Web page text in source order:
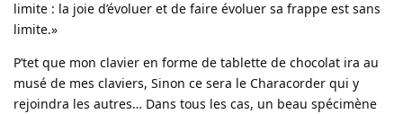
limite : la joie d’évoluer et de faire évoluer sa frappe est sans
limite.»
P’tet que mon clavier en forme de tablette de chocolat ira au
musé de mes claviers, Sinon ce sera le Characorder qui y
rejoindra les autres… Dans tous les cas, un beau spécimène